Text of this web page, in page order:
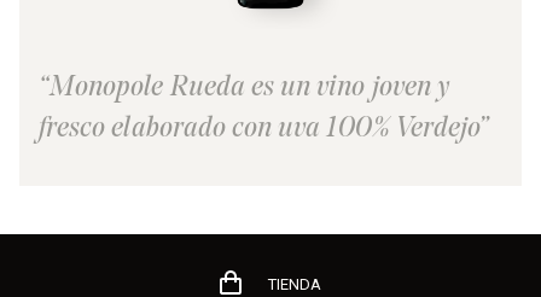
“Monopole Rueda es un vino joven y
fresco elaborado con uva 100% Verdejo”
TIENDA